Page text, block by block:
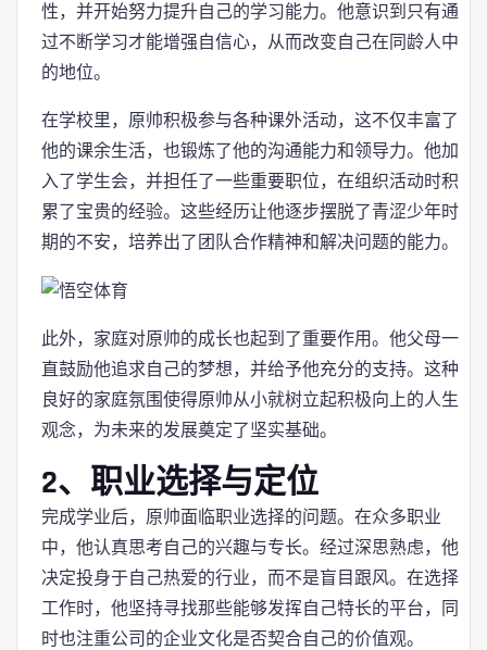
性，并开始努力提升自己的学习能力。他意识到只有通
过不断学习才能增强自信心，从而改变自己在同龄人中
的地位。
在学校里，原帅积极参与各种课外活动，这不仅丰富了
他的课余生活，也锻炼了他的沟通能力和领导力。他加
入了学生会，并担任了一些重要职位，在组织活动时积
累了宝贵的经验。这些经历让他逐步摆脱了青涩少年时
期的不安，培养出了团队合作精神和解决问题的能力。
此外，家庭对原帅的成长也起到了重要作用。他父母一
直鼓励他追求自己的梦想，并给予他充分的支持。这种
良好的家庭氛围使得原帅从小就树立起积极向上的人生
观念，为未来的发展奠定了坚实基础。
2、职业选择与定位
完成学业后，原帅面临职业选择的问题。在众多职业
中，他认真思考自己的兴趣与专长。经过深思熟虑，他
决定投身于自己热爱的行业，而不是盲目跟风。在选择
工作时，他坚持寻找那些能够发挥自己特长的平台，同
时也注重公司的企业文化是否契合自己的价值观。